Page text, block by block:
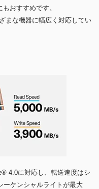
おすすめです。
まな機器に幅広く対応してい
4.0に対応し、転送速度はシ
ーケンシャルライトが最大